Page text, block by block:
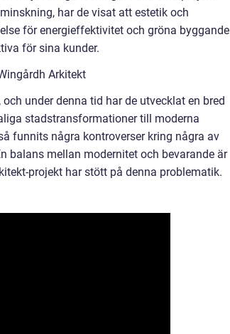
har de visat att estetik och
för energieffektivitet och gröna byggande
för sina kunder.
Arkitekt
under denna tid har de utvecklat en bred
stadstransformationer till moderna
funnits några kontroverser kring några av
balans mellan modernitet och bevarande är
projekt har stött på denna problematik.